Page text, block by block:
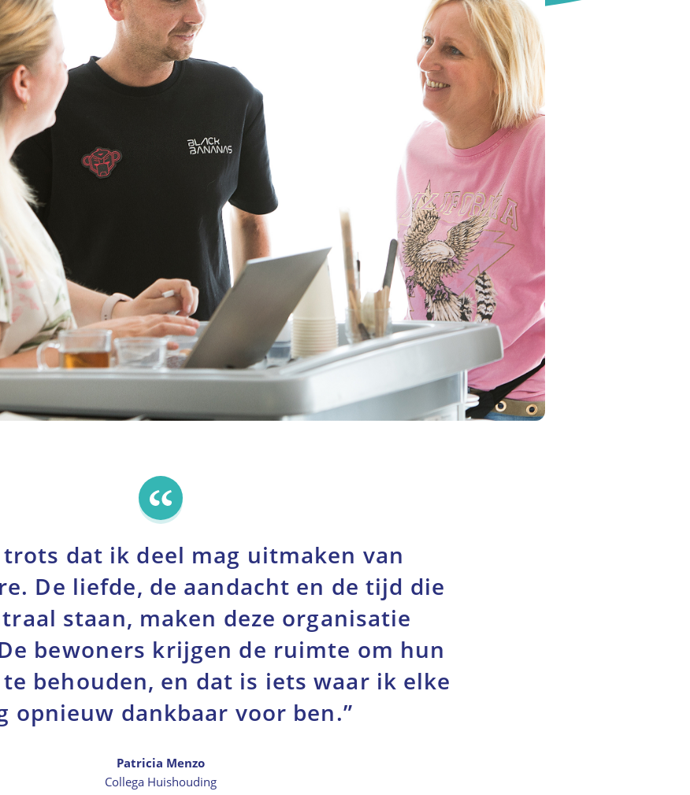
trots dat ik deel mag uitmaken van
De liefde, de aandacht en de tijd die
staan, maken deze organisatie
bewoners krijgen de ruimte om hun
behouden, en dat is iets waar ik elke
opnieuw dankbaar voor ben.”
Patricia Menzo
Collega Huishouding